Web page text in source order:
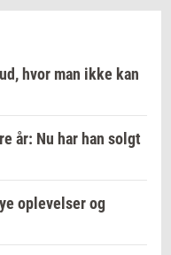
hvor man ikke kan
år: Nu har han solgt
oplevelser og